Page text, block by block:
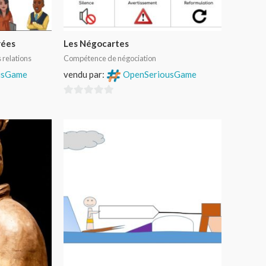
relations
Les Négocartes
Compétence de négociation
vendu par: OpenSeriousGame
5